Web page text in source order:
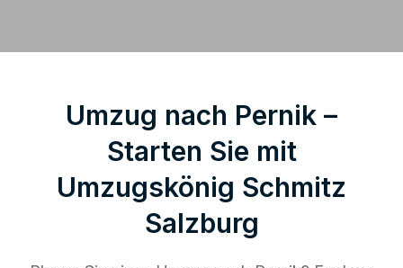
Umzug nach Pernik –
Starten Sie mit
Umzugskönig Schmitz
Salzburg